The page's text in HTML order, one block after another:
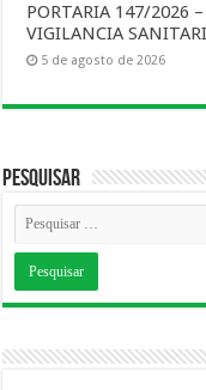
PORTARIA 147/2026
VIGILANCIA
5 de agosto de 2026
Pesquisar